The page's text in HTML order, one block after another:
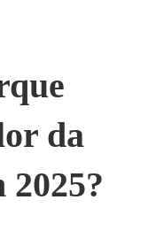
da
2025?